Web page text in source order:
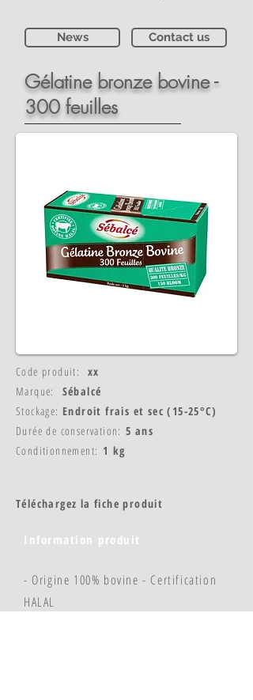
News Contact us
Gélatine bronze bovine -
300 feuilles
Code produit: xx
Marque: Sébalcé
Stockage: Endroit frais et sec (15-25°C)
Durée de conservation:5 ans
Conditionnement: 1 kg
Téléchargez la fiche produit
Information produit
- Origine 100% bovine - Certification
HALAL